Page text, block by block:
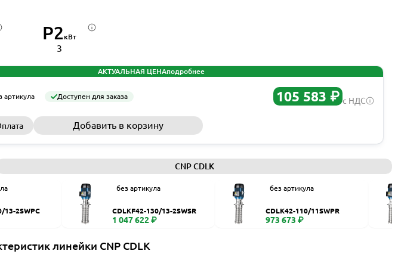
P2кВт
3
АКТУАЛЬНАЯ ЦЕНАподробнее
артикула Доступен для заказа 105 583 ₽ с НДС
Добавить в корзину
CNP CDLK
13-2SWPC
без артикула
CDLKF42-130/13-2SWSR
1 047 622 ₽
без артикула
CDLK42-110/11SWPR
973 673 ₽
линейки CNP CDLK